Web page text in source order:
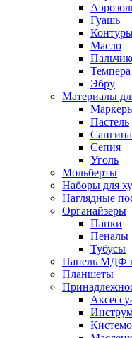
Гуашь
Масло
Темпера
Эбру
Материалы
Пастель
Сангина
Сепия
Уголь
Мольберты
Наборы для
Наглядные
Органайзеры
Папки
Пеналы
Тубусы
Панель МДФ
Планшеты